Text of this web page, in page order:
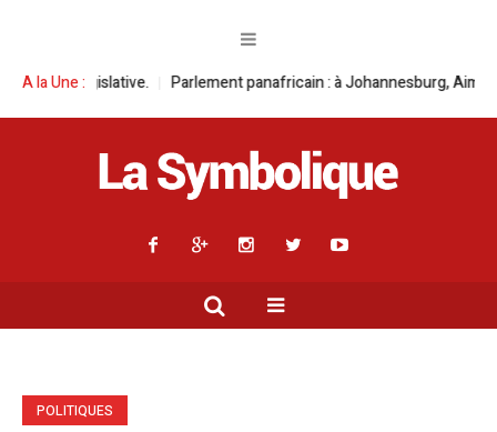
A la Une :Parlement panafricain : à Johannesburg, Aimé Boji Sangara
POLITIQUES